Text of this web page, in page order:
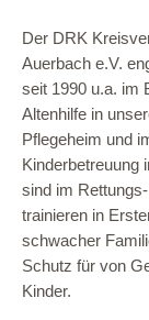
Der DRK
Auerbach e.V.
seit 1990 u.a. im
Altenhilfe in
Pflegeheim und
Kinderbetreuung
sind im
trainieren in
schwacher
Schutz für von
Kinder.